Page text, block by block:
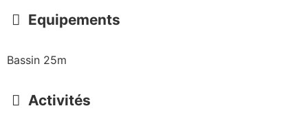
Equipements
Bassin 25m
Activités